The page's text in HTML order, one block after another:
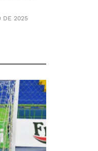
DE 2025